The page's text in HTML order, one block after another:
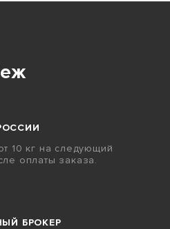
10 кг на следующий
оплаты заказа.
БРОКЕР